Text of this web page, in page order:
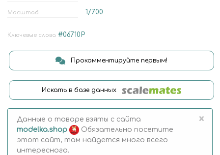
Масштаб 1/700
Ключевые слова #06710P
Прокомментируйте первым!
Искать в базе данных
Данные о товаре взяты с сайта
modelka.shop
Обязательно посетите
этот сайт, там найдется много всего
интересного.
×